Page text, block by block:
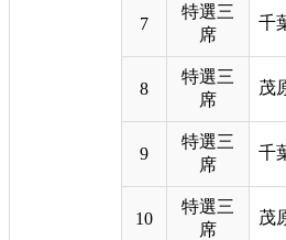
7
特選三
席
千
8
特選三
席
茂
9
特選三
席
千
10
特選三
席
茂